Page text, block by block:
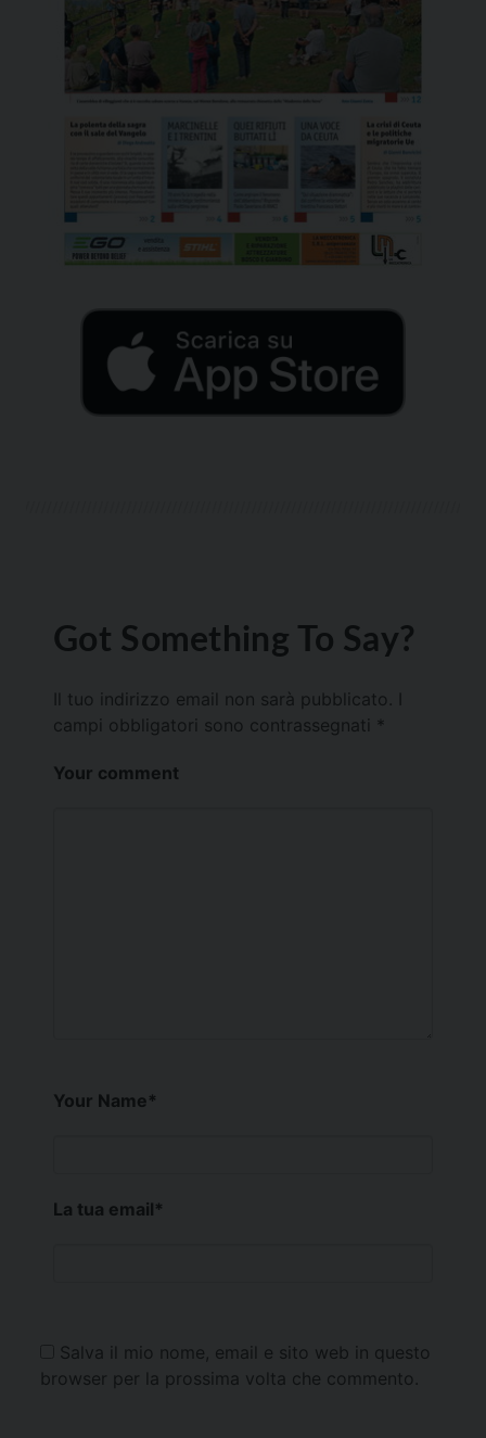
Got Something To Say?
Il tuo indirizzo email non sarà pubblicato.
campi obbligatori sono contrassegnati *
Your comment
Your Name*
La tua email*
Salva il mio nome, email e sito web in questo
browser per la prossima volta che commento.